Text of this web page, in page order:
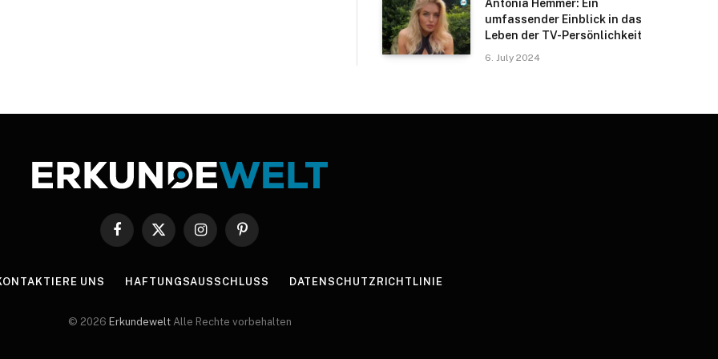
Antonia Hemmer: Ein
umfassender Einblick in das
Leben der TV-Persönlichkeit
6. July 2024
Facebook
X
InstagramPinterest
UNS HAFTUNGSAUSSCHLUSS DATENSCHUTZRICHTLINIE
© 2026 Erkundewelt Alle Rechte vorbehalten